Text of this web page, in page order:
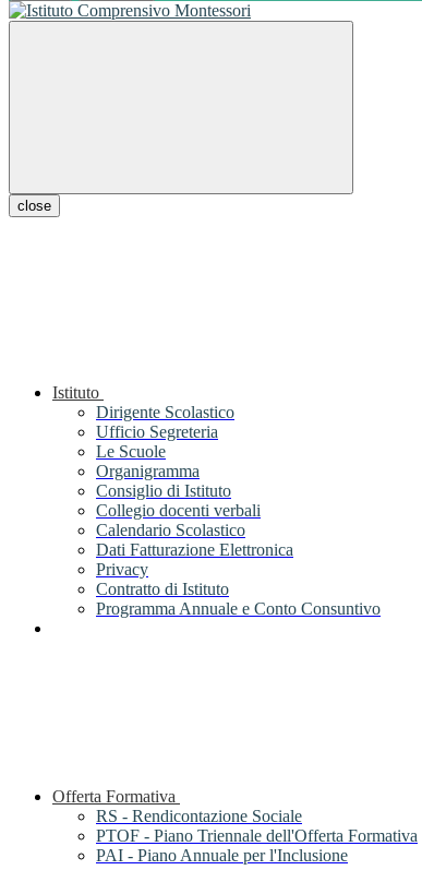
close
Istituto
Dirigente Scolastico
Ufficio Segreteria
Le Scuole
Organigramma
Consiglio di Istituto
Collegio docenti verbali
Calendario Scolastico
Dati Fatturazione Elettronica
Privacy
Contratto di Istituto
Programma Annuale e Conto Consuntivo
Offerta Formativa
RS - Rendicontazione Sociale
PTOF - Piano Triennale dell'Offerta Formativa
PAI - Piano Annuale per l'Inclusione